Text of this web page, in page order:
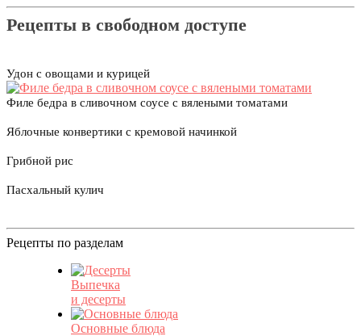
Рецепты в свободном доступе
Удон с овощами и курицей
Филе бедра в сливочном соусе с вялеными томатами
Яблочные конвертики с кремовой начинкой
Грибной рис
Пасхальный кулич
Рецепты по разделам
Выпечка
и десерты
Основные блюда